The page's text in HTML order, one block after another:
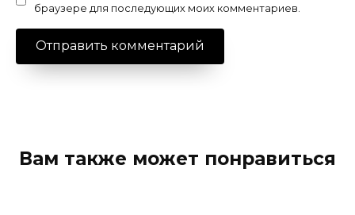
браузере для последующих моих комментариев.
Вам также может понравиться